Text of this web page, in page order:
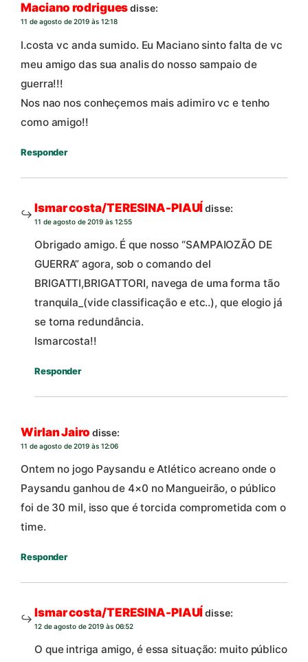
Maciano rodriguesdisse:
11 de agosto de 2019 às 12:18
I.costa vc anda sumido. Eu Maciano sinto falta de vc
meu amigo das sua analis do nosso sampaio de
guerra!!!
Nos nao nos conheçemos mais adimiro vc e tenho
como amigo!!
Responder
Ismar costa/TERESINA-PIAUÍdisse:
11 de agosto de 2019 às 12:55
Obrigado amigo. É que nosso “SAMPAIOZÃO DE
GUERRA” agora, sob o comando del
BRIGATTI,BRIGATTORI, navega de uma forma tão
tranquila_(vide classificação e etc..), que elogio já
se torna redundância.
Ismarcosta!!
Responder
Wirlan Jairo disse:
11 de agosto de 2019 às 12:06
Ontem no jogo Paysandu e Atlético acreano onde o
Paysandu ganhou de 4×0 no Mangueirão, o público
foi de 30 mil, isso que é torcida comprometida com o
time.
Responder
Ismar costa/TERESINA-PIAUÍdisse:
12 de agosto de 2019 às 06:52
O que intriga amigo, é essa situação: muito público